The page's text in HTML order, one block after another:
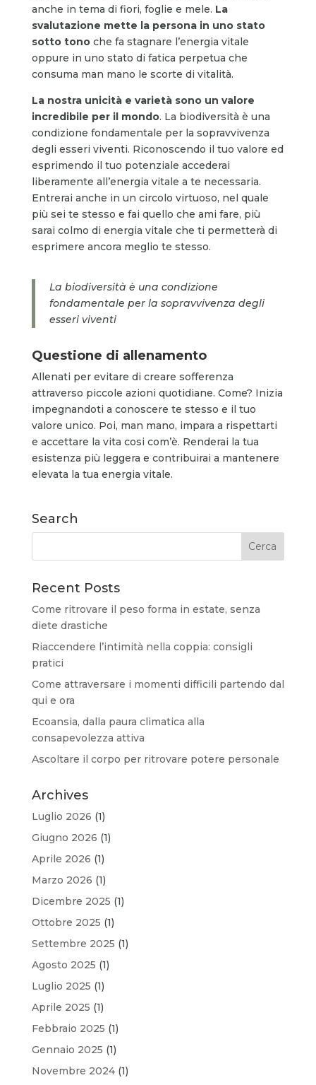
anche in tema di fiori, foglie e mele. La
svalutazione mette la persona in uno stato
sotto tonoche fa stagnare l’energia vitale
oppure in uno stato di fatica perpetua che
consuma man mano le scorte di vitalità.
La nostra unicità e varietà sono un valore
incredibile per il mondo. La biodiversità è una
condizione fondamentale per la sopravvivenza
degli esseri viventi. Riconoscendo il tuo valore ed
esprimendo il tuo potenziale accederai
liberamente all’energia vitale a te necessaria.
Entrerai anche in un circolo virtuoso, nel quale
più sei te stesso e fai quello che ami fare, più
sarai colmo di energia vitale che ti permetterà di
esprimere ancora meglio te stesso.
La biodiversità è una condizione
fondamentale per la sopravvivenza degli
esseri viventi
Questione di allenamento
Allenati per evitare di creare sofferenza
attraverso piccole azioni quotidiane. Come? Inizia
impegnandoti a conoscere te stesso e il tuo
valore unico. Poi, man mano, impara a rispettarti
e accettare la vita cosi com’è. Renderai la tua
esistenza più leggera e contribuirai a mantenere
elevata la tua energia vitale.
Search
Recent Posts
Come ritrovare il peso forma in estate, senza
diete drastiche
Riaccendere l’intimità nella coppia: consigli
pratici
Come attraversare i momenti difficili partendo dal
qui e ora
Ecoansia, dalla paura climatica alla
consapevolezza attiva
Ascoltare il corpo per ritrovare potere personale
Archives
Luglio 2026 (1)
Giugno 2026 (1)
Aprile 2026 (1)
Marzo 2026 (1)
Dicembre 2025 (1)
Ottobre 2025 (1)
Settembre 2025 (1)
Agosto 2025 (1)
Luglio 2025 (1)
Aprile 2025 (1)
Febbraio 2025 (1)
Gennaio 2025 (1)
Novembre 2024(1)